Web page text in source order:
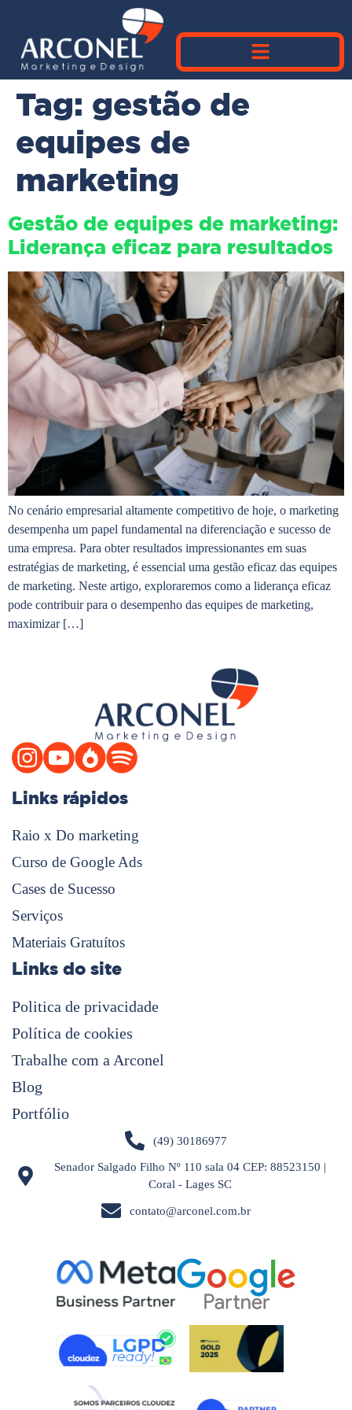
Tag: gestão de
equipes de
marketing
Gestão de equipes de marketing:
Liderança eficaz para resultados
No cenário empresarial altamente competitivo de hoje, o marketing
desempenha um papel fundamental na diferenciação e sucesso de
uma empresa. Para obter resultados impressionantes em suas
estratégias de marketing, é essencial uma gestão eficaz das equipes
de marketing. Neste artigo, exploraremos como a liderança eficaz
pode contribuir para o desempenho das equipes de marketing,
maximizar […]
Links rápidos
Raio x Do marketing
Curso de Google Ads
Cases de Sucesso
Serviços
Materiais Gratuítos
Links do site
Politica de privacidade
Política de cookies
Trabalhe com a Arconel
Blog
Portfólio
(49) 30186977
Senador Salgado Filho Nº 110 sala 04 CEP: 88523150 |
Coral - Lages SC
contato@arconel.com.br